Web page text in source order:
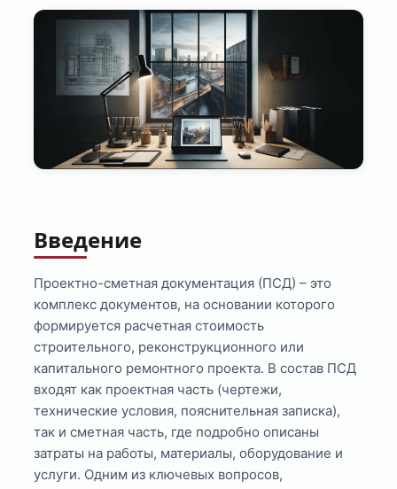
Введение
Проектно-сметная документация (ПСД) – это
комплекс документов, на основании которого
формируется расчетная стоимость
строительного, реконструкционного или
капитального ремонтного проекта. В состав ПСД
входят как проектная часть (чертежи,
технические условия, пояснительная записка),
так и сметная часть, где подробно описаны
затраты на работы, материалы, оборудование и
услуги. Одним из ключевых вопросов,